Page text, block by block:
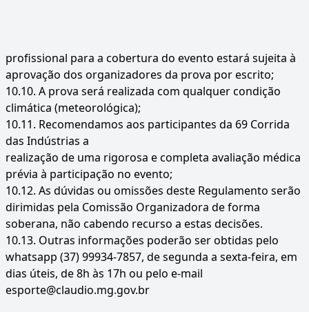
profissional para a cobertura do evento estará sujeita à
aprovação dos organizadores da prova por escrito;
10.10. A prova será realizada com qualquer condição
climática (meteorológica);
10.11. Recomendamos aos participantes da 69 Corrida
das Indústrias a
realização de uma rigorosa e completa avaliação médica
prévia à participação no evento;
10.12. As dúvidas ou omissões deste Regulamento serão
dirimidas pela Comissão Organizadora de forma
soberana, não cabendo recurso a estas decisões.
10.13. Outras informações poderão ser obtidas pelo
whatsapp (37) 99934-7857, de segunda a sexta-feira, em
dias úteis, de 8h às 17h ou pelo e-mail
esporte@claudio.mg.gov.br